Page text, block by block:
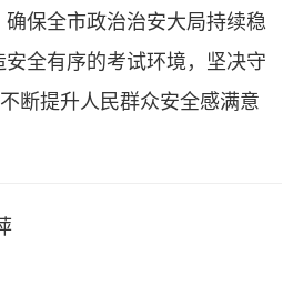
保全市政治治安大局持续稳
全有序的考试环境，坚决守
断提升人民群众安全感满意